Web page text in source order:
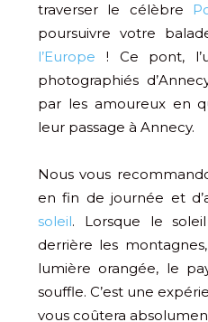
traverser le célèbre
poursuivre votre
l’Europe ! Ce pont,
photographiés
par les amoureux en
leur passage à Annecy.
Nous vous
en fin de journée et
soleil. Lorsque le
derrière les
lumière orangée, le
souffle. C’est une
vous coûtera